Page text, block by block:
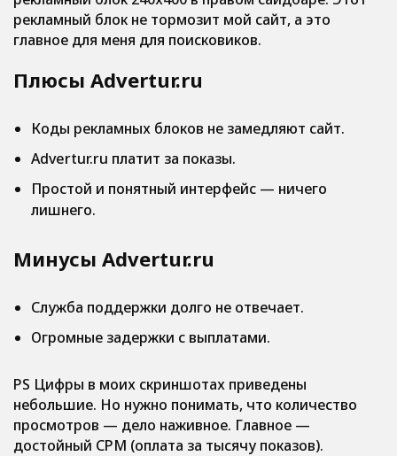
рекламный блок не тормозит мой сайт, а это
главное для меня для поисковиков.
Плюсы Advertur.ru
Коды рекламных блоков не замедляют сайт.
Advertur.ru платит за показы.
Простой и понятный интерфейс — ничего
лишнего.
Минусы Advertur.ru
Служба поддержки долго не отвечает.
Огромные задержки с выплатами.
PS Цифры в моих скриншотах приведены
небольшие. Но нужно понимать, что количество
просмотров — дело наживное. Главное —
достойный CPM (оплата за тысячу показов).